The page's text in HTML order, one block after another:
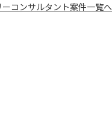
ーコンサルタント案件一覧へ